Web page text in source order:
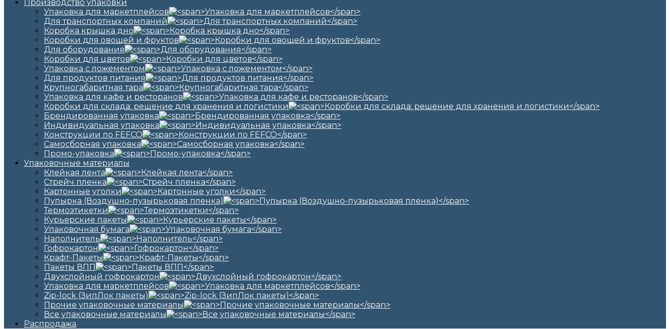
Производство упаковки
Упаковка для маркетплейсов
Для транспортных компаний
Коробка крышка дно
Коробки для овощей и фруктов
Для оборудования
Коробки для цветов
Упаковка с ложементом
Для продуктов питания
Крупногабаритная тара
Упаковка для кафе и ресторанов
Коробки для склада: решение для хранения и логистики
Брендированная упаковка
Индивидуальная упаковка
Конструкции по FEFCO
Самосборная упаковка
Промо-упаковка
Упаковочные материалы
Клейкая лента
Стрейч пленка
Картонные уголки
Пупырка (Воздушно-пузырьковая пленка)
Термоэтикетки
Курьерские пакеты
Упаковочная бумага
Наполнитель
Гофрокартон
Крафт-Пакеты
Пакеты ВПП
Двухслойный гофрокартон
Упаковка для маркетплейсов
Zip-lock (ЗипЛок пакеты)
Прочие упаковочные материалы
Все упаковочные материалы
Распродажа